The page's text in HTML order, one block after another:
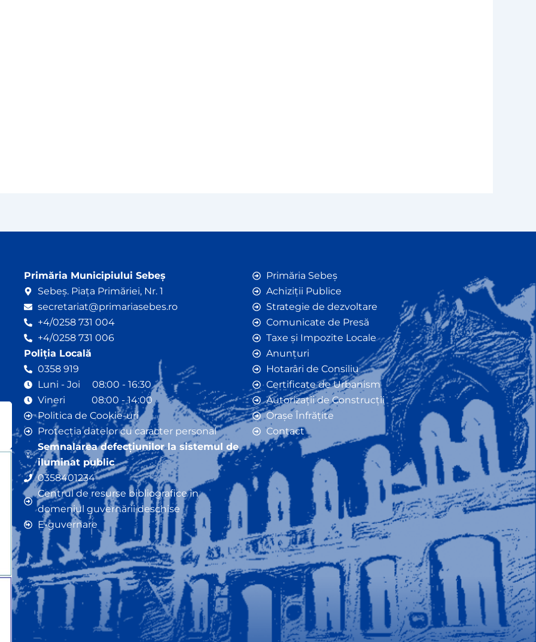
Primăria Municipiului Sebeș
Sebeș. Piața Primăriei, Nr. 1
secretariat@primariasebes.ro
+4/0258 731 004
+4/0258 731 006
Poliția Locală
0358 919
Luni - Joi 08:00 - 16:30
Vineri 08:00 - 14:00
Politica de Cookie-uri
Protecția datelor cu caracter personal
Semnalarea defecțiunilor la sistemul de
iluminat public
0358401234
Centrul de resurse bibliografice în
domeniul guvernării deschise
E-guvernare
Primăria Sebeș
Achiziții Publice
Strategie de dezvoltare
Comunicate de Presă
Taxe și Impozite Locale
Anunțuri
Hotarâri de Consiliu
Certificate de Urbanism
Autorizații de Construcții
Orașe Înfrățite
Contact